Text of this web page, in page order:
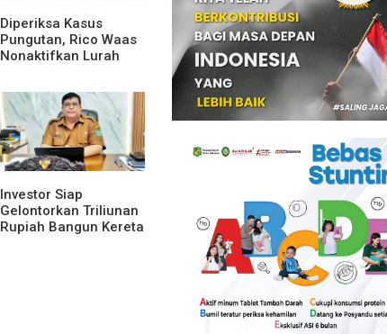
Diperiksa Kasus
Pungutan, Rico Waas
Nonaktifkan Lurah
Masyarakat
Investor Siap
Gelontorkan Triliunan
Rupiah Bangun Kereta